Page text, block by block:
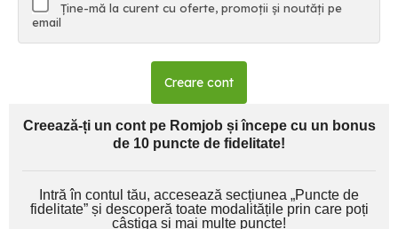
Ține-mă la curent cu oferte, promoții și noutăți pe
email
Creare cont
Creează-ți un cont pe Romjob și începe cu un bonus
de 10 puncte de fidelitate!
Intră în contul tău, accesează secțiunea „Puncte de
fidelitate” și descoperă toate modalitățile prin care poți
câștiga și mai multe puncte!